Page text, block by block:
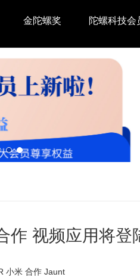
金陀螺奖 陀螺科技会
作 视频应用将登
小米 合作 Jaunt